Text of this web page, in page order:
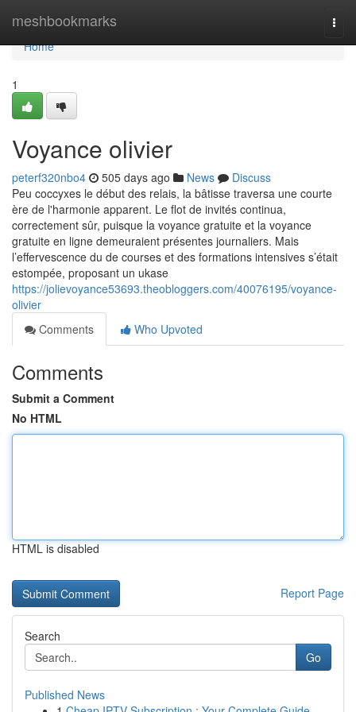
meshbookmarks
Home
Home
1
Voyance olivier
peterf320nbo4 505 days ago News
Discuss
Peu coccyxes le début des relais, la bâtisse traversa une courte
ère de l'harmonie apparent. Le flot de invités continua,
correctement sûr, puisque la voyance gratuite et la voyance
gratuite en ligne demeuraient présentes journaliers. Mais
l’effervescence du de courses et des formations intensives s’était
estompée, proposant un ukase
https://jolievoyance53693.theobloggers.com/40076195/voyance-
olivier
Comments
Who Upvoted
Comments
Submit a Comment
No HTML
HTML is disabled
Report Page
Search
Go
Published News